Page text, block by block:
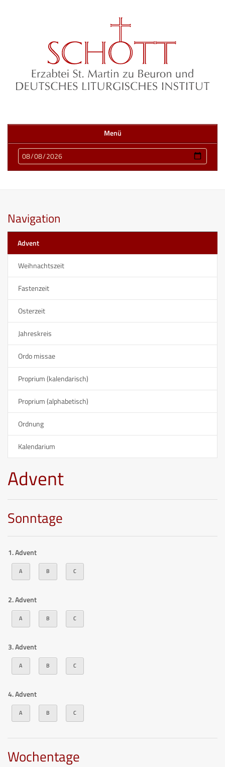
Menü
Navigation
Advent
Weihnachtszeit
Fastenzeit
Osterzeit
Jahreskreis
Ordo missae
Proprium (kalendarisch)
Proprium (alphabetisch)
Ordnung
Kalendarium
Advent
Sonntage
1. Advent
A B C
2. Advent
A B C
3. Advent
A B C
4. Advent
A B C
Wochentage